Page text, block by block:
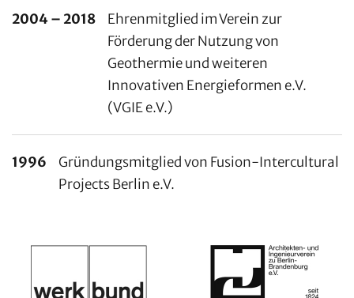
2004 – 2018
Ehrenmitglied im Verein zur
Förderung der Nutzung von
Geothermie und weiteren
Innovativen Energieformen e.V.
(VGIE e.V.)
1996
Gründungsmitglied von Fusion-Intercultural
Projects Berlin e.V.